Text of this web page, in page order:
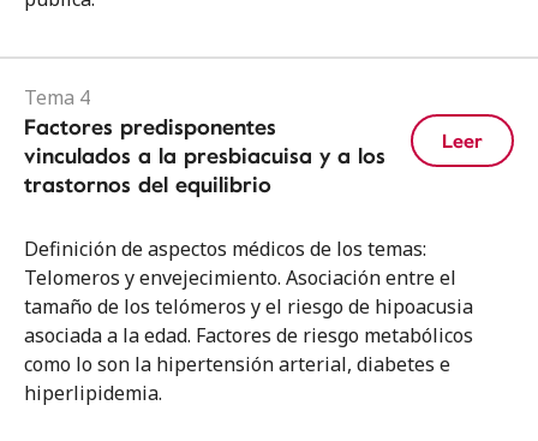
Tema 4
Factores predisponentes
vinculados a la presbiacuisa y a los
trastornos del equilibrio
Leer
Definición de aspectos médicos de los temas:
Telomeros y envejecimiento. Asociación entre el
tamaño de los telómeros y el riesgo de hipoacusia
asociada a la edad. Factores de riesgo metabólicos
como lo son la hipertensión arterial, diabetes e
hiperlipidemia.